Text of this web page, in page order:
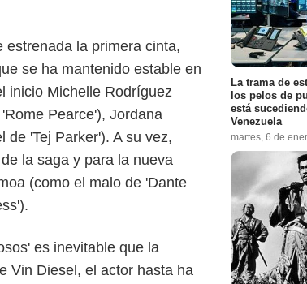
estrenada la primera cinta,
se ha mantenido estable en
inicio Michelle Rodríguez
Pearce'), Jordana
de 'Tej Parker'). A su vez,
la saga y para la nueva
(como el malo de 'Dante
es inevitable que la
Vin Diesel, el actor hasta ha
La trama de
los pelos de
está
Venezuela
martes, 6 de